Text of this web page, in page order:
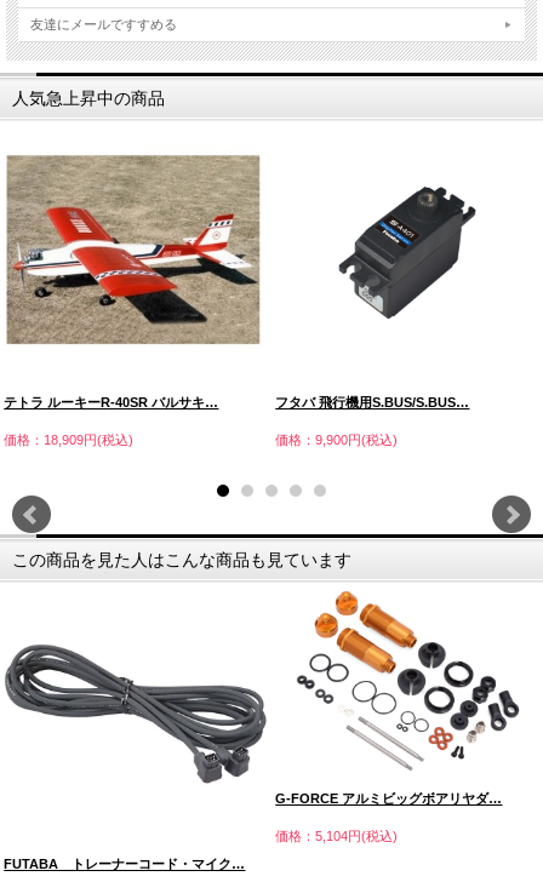
友達にメールですすめる
人気急上昇中の商品
テトラ ルーキーR-40SR バルサキ…
価格：18,909円(税込)
フタバ 飛行機用S.BUS/S.BUS…
価格：9,900円(税込)
この商品を見た人はこんな商品も見ています
FUTABA トレーナーコード・マイク…
G-FORCE アルミビッグボアリヤダ…
価格：5,104円(税込)